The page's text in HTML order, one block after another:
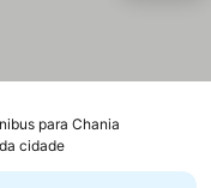
para Chania
cidade